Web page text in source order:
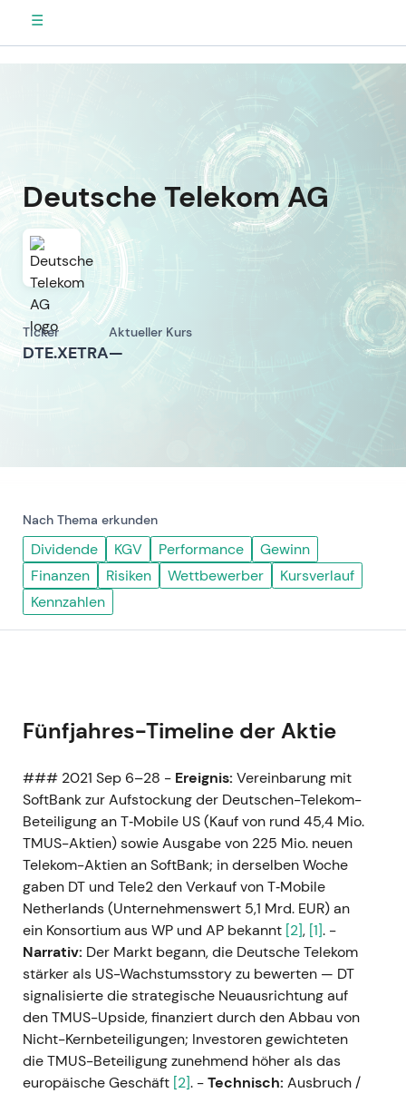
☰
Deutsche Telekom AG
Ticker
DTE.XETRA
Aktueller Kurs
—
Nach Thema erkunden
Dividende KGV Performance
Gewinn
Finanzen
Risiken Wettbewerber
Kursverlauf
Kennzahlen
Fünfjahres-Timeline der Aktie
### 2021 Sep 6–28 - Ereignis: Vereinbarung mit
SoftBank zur Aufstockung der Deutschen-Telekom-
Beteiligung an T‑Mobile US (Kauf von rund 45,4 Mio.
TMUS-Aktien) sowie Ausgabe von 225 Mio. neuen
Telekom-Aktien an SoftBank; in derselben Woche
gaben DT und Tele2 den Verkauf von T‑Mobile
Netherlands (Unternehmenswert 5,1 Mrd. EUR) an
ein Konsortium aus WP und AP bekannt [2], [1]. -
Narrativ: Der Markt begann, die Deutsche Telekom
stärker als US-Wachstumsstory zu bewerten — DT
signalisierte die strategische Neuausrichtung auf
den TMUS-Upside, finanziert durch den Abbau von
Nicht-Kernbeteiligungen; Investoren gewichteten
die TMUS-Beteiligung zunehmend höher als das
europäische Geschäft [2]. -Technisch: Ausbruch /